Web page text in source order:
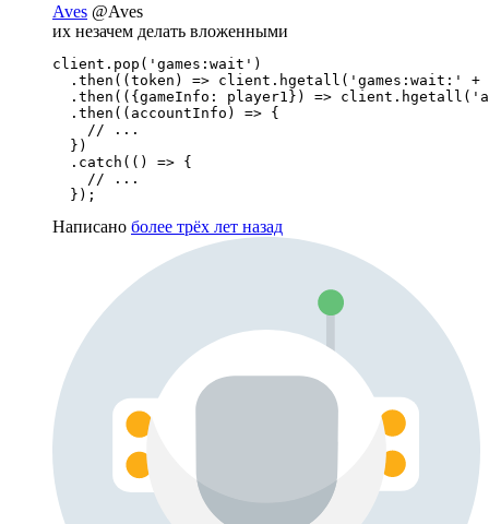
Aves @Aves
их незачем делать вложенными
client.pop('games:wait')
.then((token) => client.hgetall('games:wait:' +
.then(({gameInfo: player1}) =>
  .then((accountInfo) => {
    // ...
  })
  .catch(() => {
    // ...
  });
Написано более трёх лет назад